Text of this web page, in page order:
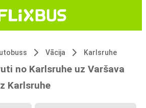
Vācija Karlsruhe
no Karlsruhe uz Varšava
Karlsruhe